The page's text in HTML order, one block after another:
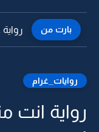
بارت من رواية
روايات_غرام
رواية انت